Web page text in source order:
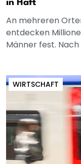
in Haft
An mehreren
entdecken
Männer fest.
WIRTSCHAFT